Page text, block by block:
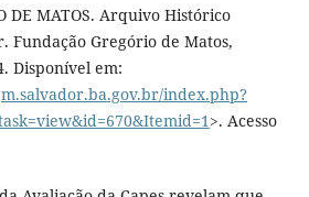
DE MATOS. Arquivo Histórico
Fundação Gregório de Matos,
Disponível em:
index.php?
>. Acesso